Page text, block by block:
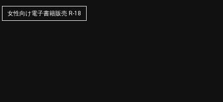
女性向け電子書籍販売 R-18